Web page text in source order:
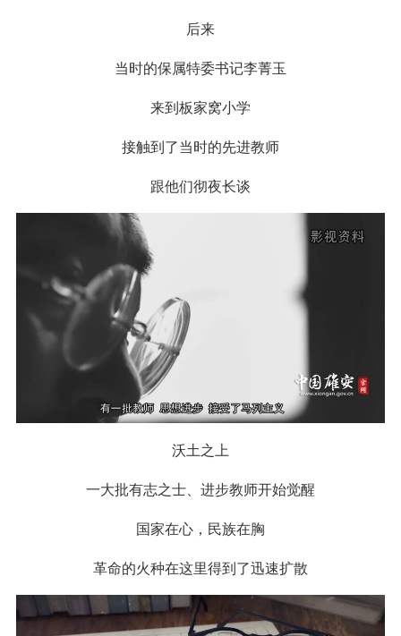
后来
当时的保属特委书记李菁玉
来到板家窝小学
接触到了当时的先进教师
跟他们彻夜长谈
沃土之上
一大批有志之士、进步教师开始觉醒
国家在心，民族在胸
革命的火种在这里得到了迅速扩散